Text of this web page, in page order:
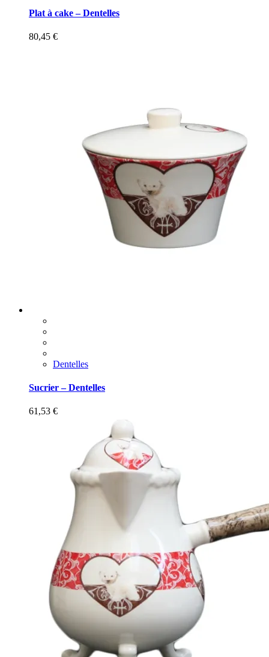
Plat à cake – Dentelles
80,45 €
Dentelles
Sucrier – Dentelles
61,53 €